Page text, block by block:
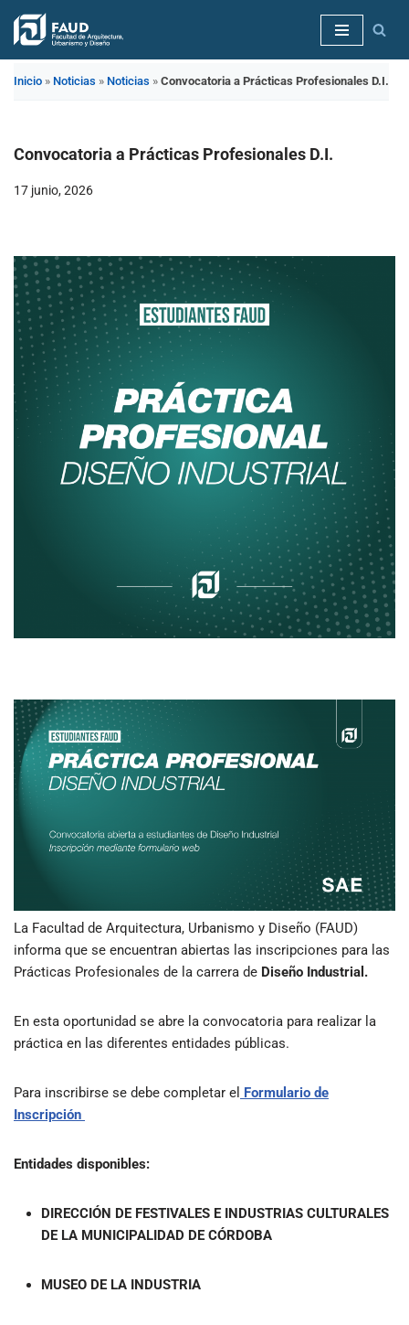
Saltar
Inicio » Noticias » Noticias » Convocatoria a Prácticas Profesionales D.I.
Convocatoria a Prácticas Profesionales D.I.
17 junio, 2026
La Facultad de Arquitectura, Urbanismo y Diseño (FAUD)
informa que se encuentran abiertas las inscripciones para las
Prácticas Profesionales de la carrera de Diseño Industrial.
En esta oportunidad se abre la convocatoria para realizar la
práctica en las diferentes entidades públicas.
Para inscribirse se debe completar el Formulario de
Inscripción
Entidades disponibles:
DIRECCIÓN DE FESTIVALES E INDUSTRIAS CULTURALES
DE LA MUNICIPALIDAD DE CÓRDOBA
MUSEO DE LA INDUSTRIA